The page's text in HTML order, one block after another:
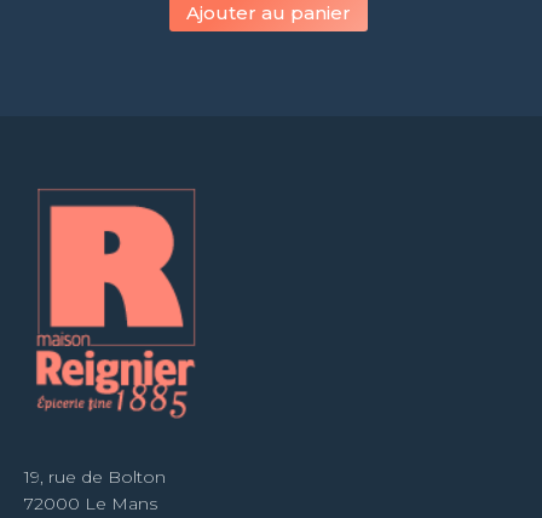
Ajouter au panier
19, rue de Bolton
72000 Le Mans